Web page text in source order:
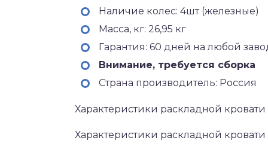
Наличие колес: 4шт (железные)
Масса, кг: 26,95 кг
Гарантия: 60 дней на любой
Внимание, требуется сборка
Страна производитель: Россия
Характеристики раскладной кровати
Характеристики раскладной кровати